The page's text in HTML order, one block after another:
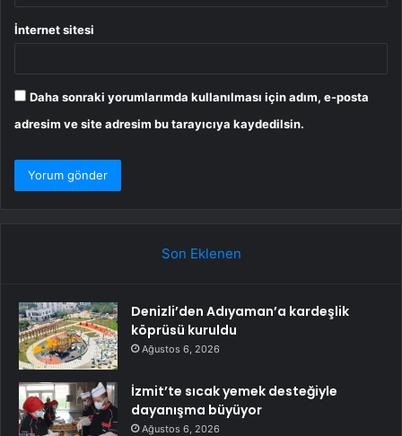
İnternet sitesi
Daha sonraki yorumlarımda kullanılması için adım, e-posta
adresim ve site adresim bu tarayıcıya kaydedilsin.
Son Eklenen
Denizli’den Adıyaman’a kardeşlik
köprüsü kuruldu
Ağustos 6, 2026
İzmit’te sıcak yemek desteğiyle
dayanışma büyüyor
Ağustos 6, 2026